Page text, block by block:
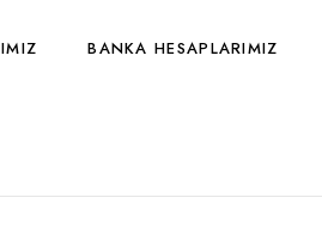
BANKA HESAPLARIMIZ